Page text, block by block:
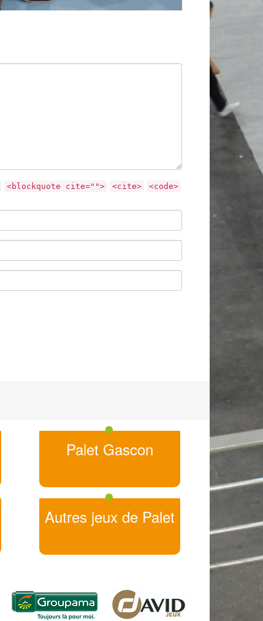
<blockquote cite=""> <cite>
<code>
Palet Gascon
Autres jeux de Palet